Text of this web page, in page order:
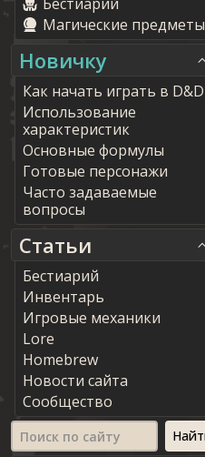
Магические предметы
Новичку
Как начать играть в D&D
Использование
характеристик
Основные формулы
Готовые персонажи
Часто задаваемые
вопросы
Статьи
Бестиарий
Инвентарь
Игровые механики
Lore
Homebrew
Новости сайта
Сообщество